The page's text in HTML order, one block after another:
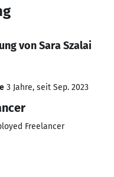
von Sara Szalai
3 Jahre, seit Sep. 2023
Freelancer